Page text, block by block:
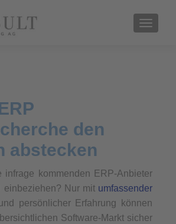
den
abstecken
kommenden ERP-Anbieter
einbeziehen? Nur mit umfassender
persönlicher Erfahrung können
Software-Markt sicher